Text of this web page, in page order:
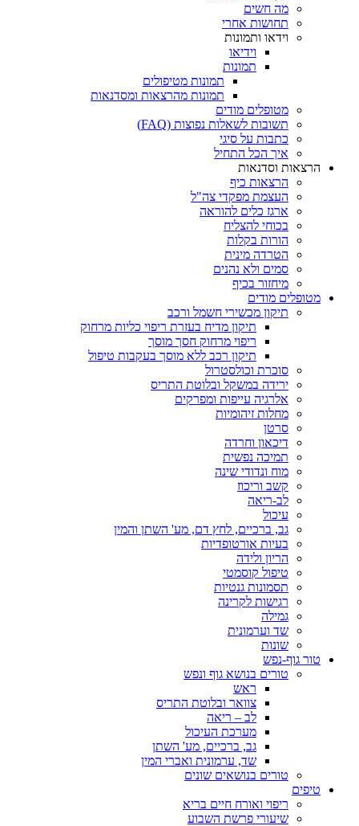
מה חשים
תחושות אחרי
וידאו ותמונות
וידיאו
תמונות
תמונות מטיפולים
תמונות מהרצאות ומסדנאות
מטופלים מודים
תשובות לשאלות נפוצות (FAQ)
כתבות על סיגי
איך הכל התחיל
הרצאות וסדנאות
הרצאות כיף
העצמת מפקדי צה"ל
ארגז כלים להוראה
בכוחי להצליח
הורות בקלות
הטרדה מינית
סמים ולא נהנים
מיחזור בכיף
מטופלים מודים
תיקון מכשירי חשמל ורכב
תיקון מדיח בעזרת ריפוי כליות מרחוק
ריפוי מרחוק חסך מוסך
תיקון רכב ללא מוסך בעקבות טיפול
סוכרת וכולסטרול
ירידה במשקל ובלוטת התריס
אלרגיה עייפות ומפרקים
מחלות זיהומיות
סרטן
דיכאון וחרדה
תמיכה נפשית
מוח ונדודי שינה
קשב וריכוז
לב-ריאה
עיכול
גב, ברכיים, לחץ דם, מע' השתן והמין
בעיות אורטופדיות
הריון ולידה
טיפול קוסמטי
תסמונות גנטיות
רגישות לקרינה
גמילה
שד וערמונית
שונות
טור גוף-נפש
טורים בנושא גוף ונפש
ראש
צוואר ובלוטת התריס
לב – ריאה
מערכת העיכול
גב, ברכיים, מע' השתן
שד, ערמונית ואברי המין
טורים בנושאים שונים
טיפים
ריפוי ואורח חיים בריא
שיעורי פרשת השבוע